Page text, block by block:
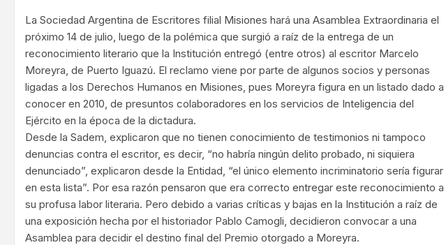
La Sociedad Argentina de Escritores filial Misiones hará una Asamblea Extraordinaria el
próximo 14 de julio, luego de la polémica que surgió a raíz de la entrega de un
reconocimiento literario que la Institución entregó (entre otros) al escritor Marcelo
Moreyra, de Puerto Iguazú. El reclamo viene por parte de algunos socios y personas
ligadas a los Derechos Humanos en Misiones, pues Moreyra figura en un listado dado a
conocer en 2010, de presuntos colaboradores en los servicios de Inteligencia del
Ejército en la época de la dictadura.
Desde la Sadem, explicaron que no tienen conocimiento de testimonios ni tampoco
denuncias contra el escritor, es decir, “no habría ningún delito probado, ni siquiera
denunciado”, explicaron desde la Entidad, “el único elemento incriminatorio sería figurar
en esta lista”. Por esa razón pensaron que era correcto entregar este reconocimiento a
su profusa labor literaria. Pero debido a varias críticas y bajas en la Institución a raíz de
una exposición hecha por el historiador Pablo Camogli, decidieron convocar a una
Asamblea para decidir el destino final del Premio otorgado a Moreyra.